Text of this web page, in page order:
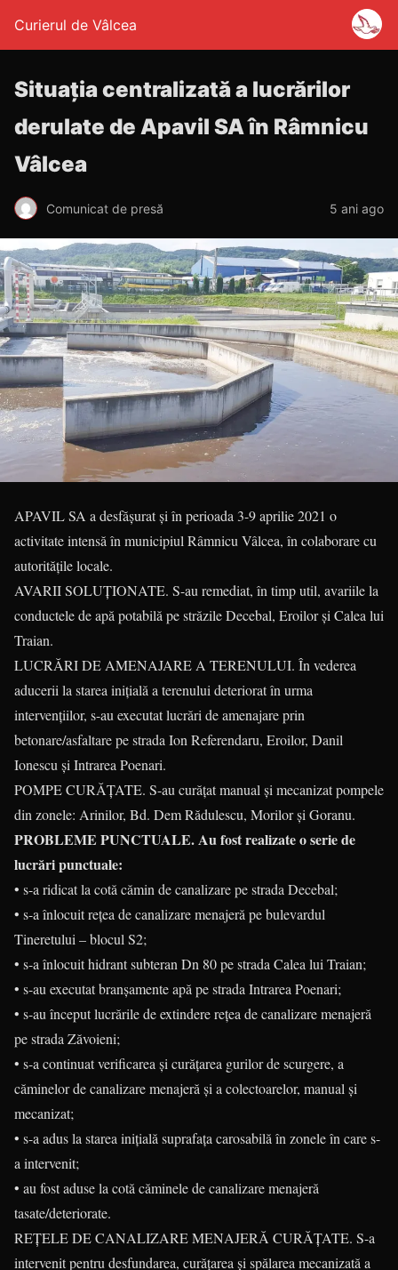
Curierul de Vâlcea
Situaţia centralizată a lucrărilor
derulate de Apavil SA în Râmnicu
Vâlcea
Comunicat de presă 5 ani ago
APAVIL SA a desfăşurat şi în perioada 3-9 aprilie 2021 o
activitate intensă în municipiul Râmnicu Vâlcea, în colaborare cu
autorităţile locale.
AVARII SOLUŢIONATE. S-au remediat, în timp util, avariile la
conductele de apă potabilă pe străzile Decebal, Eroilor și Calea lui
Traian.
LUCRĂRI DE AMENAJARE A TERENULUI. În vederea
aducerii la starea inițială a terenului deteriorat în urma
intervențiilor, s-au executat lucrări de amenajare prin
betonare/asfaltare pe strada Ion Referendaru, Eroilor, Danil
Ionescu și Intrarea Poenari.
POMPE CURĂŢATE. S-au curățat manual și mecanizat pompele
din zonele: Arinilor, Bd. Dem Rădulescu, Morilor și Goranu.
PROBLEME PUNCTUALE. Au fost realizate o serie de
lucrări punctuale:
• s-a ridicat la cotă cămin de canalizare pe strada Decebal;
• s-a înlocuit rețea de canalizare menajeră pe bulevardul
Tineretului – blocul S2;
• s-a înlocuit hidrant subteran Dn 80 pe strada Calea lui Traian;
• s-au executat branșamente apă pe strada Intrarea Poenari;
• s-au început lucrările de extindere rețea de canalizare menajeră
pe strada Zăvoieni;
• s-a continuat verificarea și curățarea gurilor de scurgere, a
căminelor de canalizare menajeră și a colectoarelor, manual și
mecanizat;
• s-a adus la starea inițială suprafața carosabilă în zonele în care s-
a intervenit;
• au fost aduse la cotă căminele de canalizare menajeră
tasate/deteriorate.
REȚELE DE CANALIZARE MENAJERĂ CURĂŢATE. S-a
intervenit pentru desfundarea, curățarea și spălarea mecanizată a